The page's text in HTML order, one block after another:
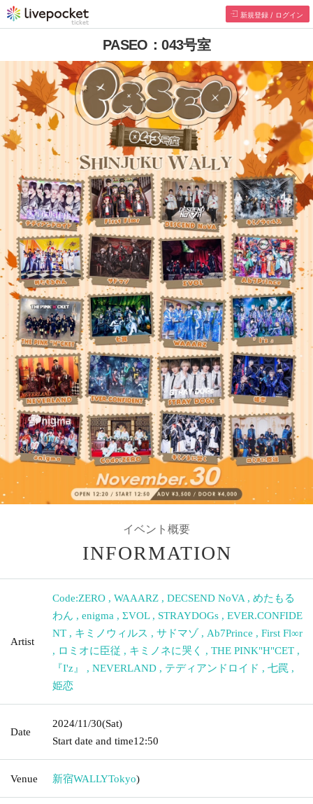
新規登録 / ログイン
PASEO：043号室
イベント概要
INFORMATION
Artist
Code:ZERO , WAAARZ , DECSEND NoVA , めたもる
わん , enigma , ΣVOL, STRAYDOGs , EVER.CONFIDE
NT , キミノウィルス , サドマゾ , Ab7Prince , First Fl∞r
, ロミオに臣従 , キミノネに哭く , THE PINK"H"CET ,
『I'z』
, NEVERLAND , テディアンドロイド , 七罠 ,
姫恋
Date
2024/11/30(Sat)
Start date and time12:50
Venue 新宿WALLYTokyo)